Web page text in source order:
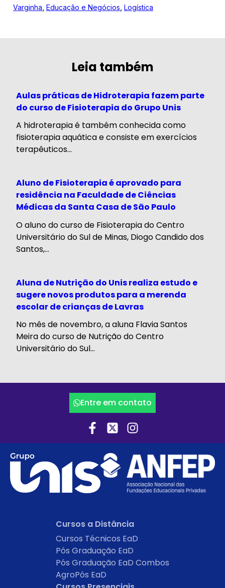
Varginha Educação e Negócios Logística
Leia também
Aulas práticas de Hidroterapia fazem parte
do curso de Fisioterapia do Grupo Unis
A hidroterapia é também conhecida como
fisioterapia aquática e consiste em exercícios
terapêuticos...
Aluno de Fisioterapia é aprovado para
residência na Faculdade de Ciências
Médicas da Santa Casa de São Paulo
O aluno do curso de Fisioterapia do Centro
Universitário do Sul de Minas, Diogo Candido dos
Santos,...
Aluna de Nutrição do Unis realiza estudo e
sugere novos produtos para a merenda
escolar de crianças de Lavras
No mês de novembro, a aluna Flavia Santos
Meira do curso de Nutrição do Centro
Universitário do Sul...
Entre em contato
Cursos a Distância
Cursos Técnicos EaD
Pós Graduação EaD
Pós Graduação EaD Combos
AgroPós EaD